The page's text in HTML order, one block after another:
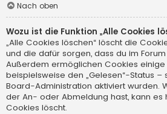
Nach oben
Wozu ist die Funktion „Alle Cookies
„Alle Cookies löschen“ löscht die
und die dafür sorgen, dass du im
Außerdem ermöglichen Cookies einige
beispielsweise den „Gelesen“-Status –
Board-Administration aktiviert wurden.
der An- oder Abmeldung hast, kann es
Cookies löscht.